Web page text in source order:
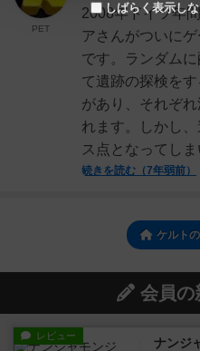
2008年ドイツ年
アさんがついに
です。ランダム
て遺跡の探検を
があり、それぞ
れます。しかし
ス点となってしま
続きを読む（7年弱前）
PET
ケルト
会員の
レビュー ナンジ
しばらく表示し